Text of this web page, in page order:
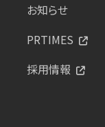
お知らせ
PRTIMES
採用情報